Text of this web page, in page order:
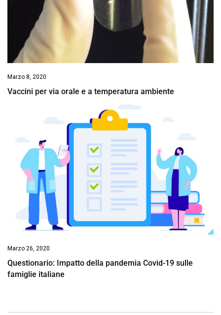
Marzo 8, 2020
Vaccini per via orale e a temperatura ambiente
Marzo 26, 2020
Questionario: Impatto della pandemia Covid-19 sulle
famiglie italiane